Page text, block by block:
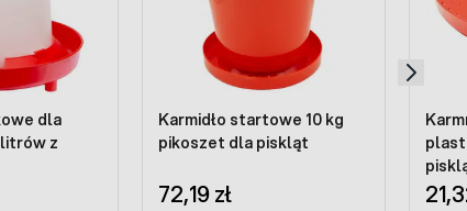
dla
z
Karmidło startowe 10 kg
pikoszet dla piskląt
72,19 zł